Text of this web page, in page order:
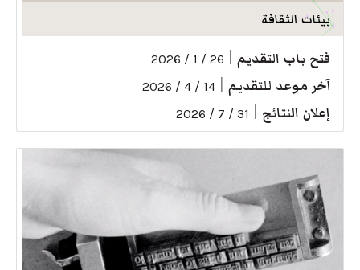
بيئات الثقافة
فتح باب التقديم 26 / 1 / 2026
آخر موعد للتقديم 14 / 4 / 2026
إعلان النتائج 31 / 7 / 2026